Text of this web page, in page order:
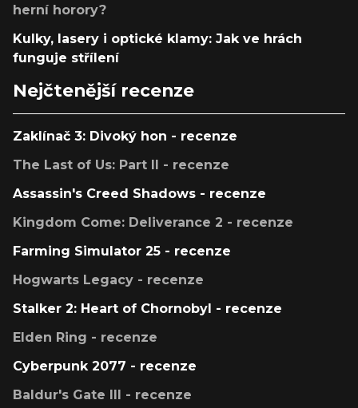
herní horory?
Kulky, lasery i optické klamy: Jak ve hrách
funguje střílení
Nejčtenější recenze
Zaklínač 3: Divoký hon - recenze
The Last of Us: Part II - recenze
Assassin's Creed Shadows - recenze
Kingdom Come: Deliverance 2 - recenze
Farming Simulator 25 - recenze
Hogwarts Legacy - recenze
Stalker 2: Heart of Chornobyl - recenze
Elden Ring - recenze
Cyberpunk 2077 - recenze
Baldur's Gate III - recenze